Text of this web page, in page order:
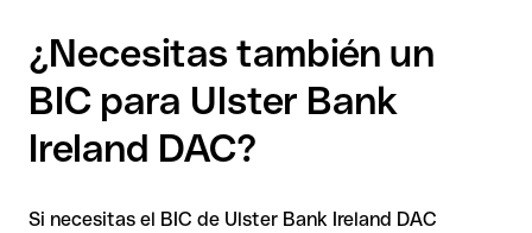
¿Necesitas también un
BIC para Ulster Bank
Ireland DAC?
Si necesitas el BIC de Ulster Bank Ireland DAC